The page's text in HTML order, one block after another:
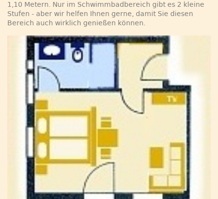
1,10 Metern. Nur im Schwimmbadbereich gibt es 2 kleine
Stufen - aber wir helfen Ihnen gerne, damit Sie diesen
Bereich auch wirklich genießen können.